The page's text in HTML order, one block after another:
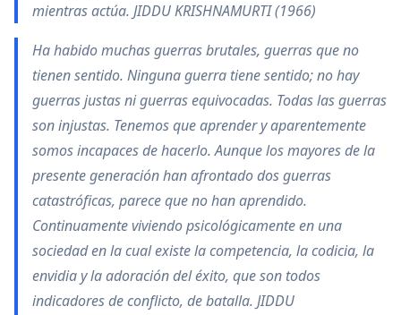
mientras actúa. JIDDU KRISHNAMURTI (1966)
Ha habido muchas guerras brutales, guerras que no
tienen sentido. Ninguna guerra tiene sentido; no hay
guerras justas ni guerras equivocadas. Todas las guerras
son injustas. Tenemos que aprender y aparentemente
somos incapaces de hacerlo. Aunque los mayores de la
presente generación han afrontado dos guerras
catastróficas, parece que no han aprendido.
Continuamente viviendo psicológicamente en una
sociedad en la cual existe la competencia, la codicia, la
envidia y la adoración del éxito, que son todos
indicadores de conflicto, de batalla. JIDDU